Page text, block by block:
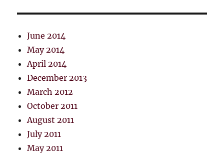
June 2014
May 2014
April 2014
December 2013
March 2012
October 2011
August 2011
July 2011
May 2011